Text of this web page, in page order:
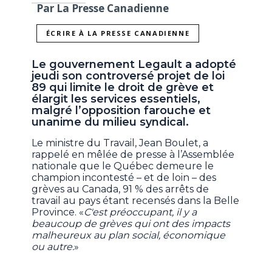
Par La Presse Canadienne
ÉCRIRE À LA PRESSE CANADIENNE
Le gouvernement Legault a adopté
jeudi son controversé projet de loi
89 qui limite le droit de grève et
élargit les services essentiels,
malgré l’opposition farouche et
unanime du milieu syndical.
Le ministre du Travail, Jean Boulet, a
rappelé en mêlée de presse à l’Assemblée
nationale que le Québec demeure le
champion incontesté – et de loin – des
grèves au Canada, 91 % des arrêts de
travail au pays étant recensés dans la Belle
Province. «C'est préoccupant, il y a
beaucoup de grèves qui ont des impacts
malheureux au plan social, économique
ou autre.»